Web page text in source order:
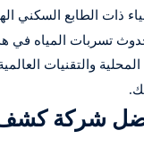
ذات الطابع السكني
تسربات المياه في
والتقنيات
شركة